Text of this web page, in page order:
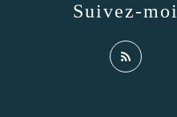
Suivez-moi